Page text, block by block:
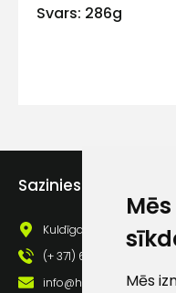
Mēs
Svars: 286g
Sazinies ar mums
Kuldīgas iela 69a,
(+ 371) 63 881 186
info@hards.lv